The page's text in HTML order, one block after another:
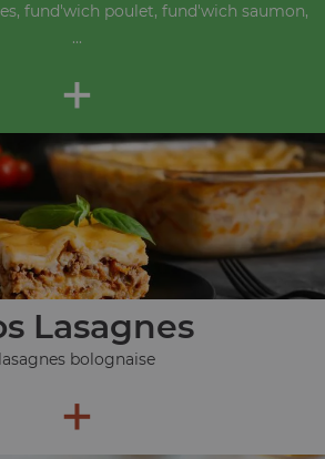
fund'wich poulet, fund'wich saumon,
...
+
Lasagnes
lasagnes bolognaise
+